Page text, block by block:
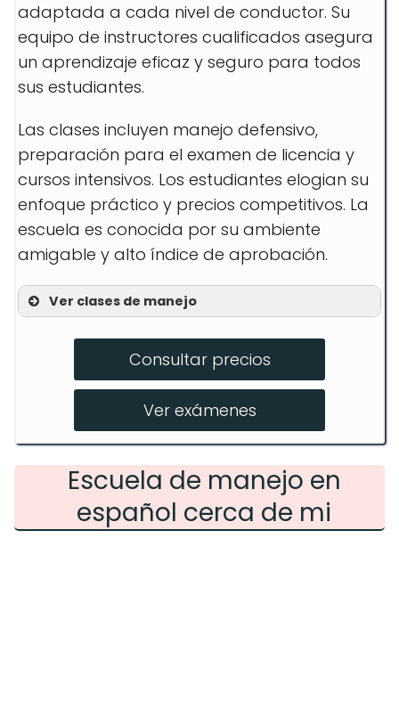
adaptada a cada nivel de conductor. Su
equipo de instructores cualificados asegura
un aprendizaje eficaz y seguro para todos
sus estudiantes.
Las clases incluyen manejo defensivo,
preparación para el examen de licencia y
cursos intensivos. Los estudiantes elogian su
enfoque práctico y precios competitivos. La
escuela es conocida por su ambiente
amigable y alto índice de aprobación.
Ver clases de manejo
Preparación para el Examen de
Licencia
Cursos Intensivos
Consultar precios
Ver exámenes
Escuela de manejo en
español cerca de mi